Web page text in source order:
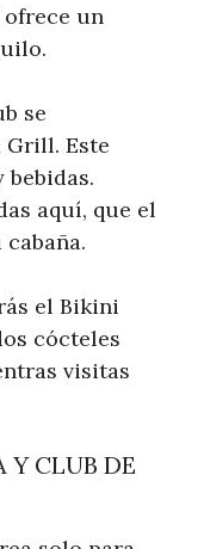
ofrece un
se
Grill. Este
aquí, que el
el Bikini
cócteles
visitas
Y CLUB DE